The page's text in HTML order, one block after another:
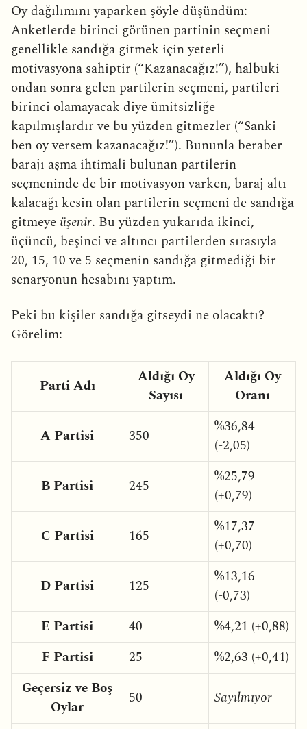
Oy dağılımını yaparken şöyle düşündüm:
Anketlerde birinci görünen partinin seçmeni
genellikle sandığa gitmek için yeterli
motivasyona sahiptir (“Kazanacağız!”), halbuki
ondan sonra gelen partilerin seçmeni, partileri
birinci olamayacak diye ümitsizliğe
kapılmışlardır ve bu yüzden gitmezler (“Sanki
ben oy versem kazanacağız!”). Bununla beraber
barajı aşma ihtimali bulunan partilerin
seçmeninde de bir motivasyon varken, baraj altı
kalacağı kesin olan partilerin seçmeni de sandığa
gitmeye üşenir. Bu yüzden yukarıda ikinci,
üçüncü, beşinci ve altıncı partilerden sırasıyla
20, 15, 10 ve 5 seçmenin sandığa gitmediği bir
senaryonun hesabını yaptım.
Peki bu kişiler sandığa gitseydi ne olacaktı?
Görelim:
Parti Adı
Aldığı Oy
Sayısı
Aldığı Oy
Oranı
A Partisi 350
%36,84
(-2,05)
B Partisi 245
%25,79
(+0,79)
C Partisi 165
%17,37
(+0,70)
D Partisi 125
%13,16
(-0,73)
E Partisi
40
%4,21 (+0,88)
F Partisi
25
%2,63 (+0,41)
Geçersiz ve Boş
Oylar
50 Sayılmıyor